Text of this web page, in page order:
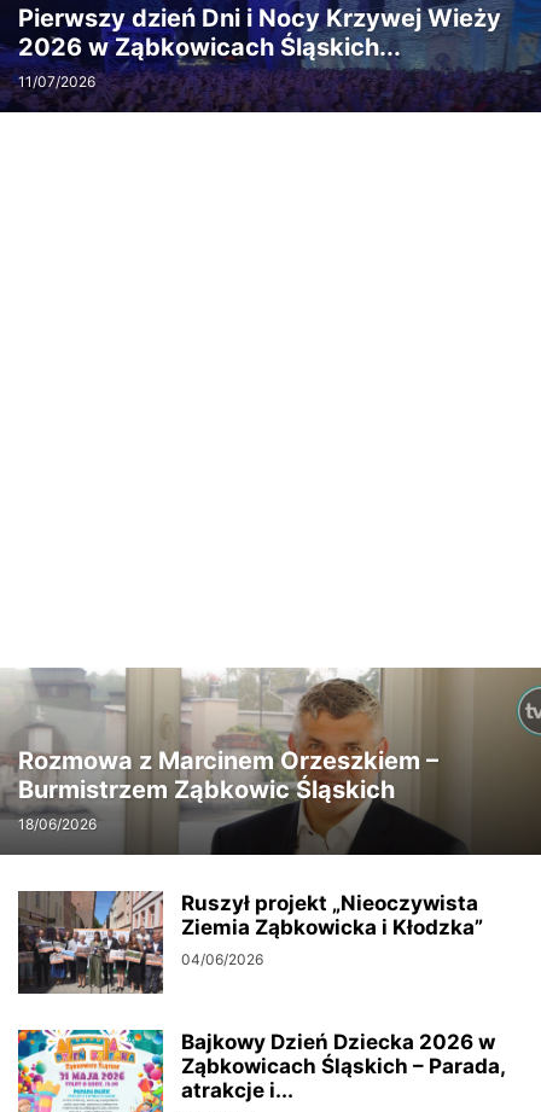
Pierwszy dzień Dni i Nocy Krzywej Wieży
2026 w Ząbkowicach Śląskich...
11/07/2026
Rozmowa z Marcinem Orzeszkiem –
Burmistrzem Ząbkowic Śląskich
18/06/2026
Ruszył projekt „Nieoczywista
Ziemia Ząbkowicka i Kłodzka”
04/06/2026
Bajkowy Dzień Dziecka 2026 w
Ząbkowicach Śląskich – Parada,
atrakcje i...